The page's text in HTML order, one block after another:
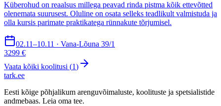
Küberohud on reaalsus millega peavad rinda pistma kõik ettevõtted
olenemata suurusest. Oluline on osata selleks teadlikult valmistuda ja
olla kursis parimate praktikatega rünnakute tõrjumisel.
02.11–10.11 · Vana-Lõuna 39/1
3299 €
Vaata kõiki koolitusi (1)
tark.ee
Eesti kõige põhjalikum arenguvõimaluste, koolituste ja spetsialistide
andmebaas. Leia oma tee.